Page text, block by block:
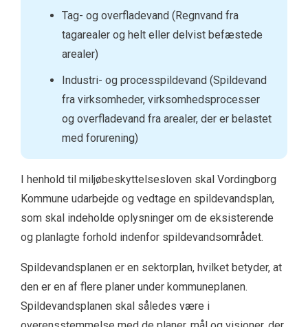
Tag- og overfladevand (Regnvand fra
tagarealer og helt eller delvist befæstede
arealer)
Industri- og processpildevand (Spildevand
fra virksomheder, virksomhedsprocesser
og overfladevand fra arealer, der er belastet
med forurening)
I henhold til miljøbeskyttelsesloven skal Vordingborg
Kommune udarbejde og vedtage en spildevandsplan,
som skal indeholde oplysninger om de eksisterende
og planlagte forhold indenfor spildevandsområdet.
Spildevandsplanen er en sektorplan, hvilket betyder, at
den er en af flere planer under kommuneplanen.
Spildevandsplanen skal således være i